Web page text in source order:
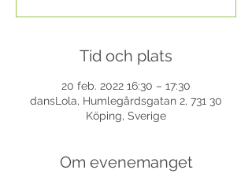
Tid och plats
20 feb. 2022 16:30 – 17:30
dansLola, Humlegårdsgatan 2, 731 30
Köping, Sverige
Om evenemanget